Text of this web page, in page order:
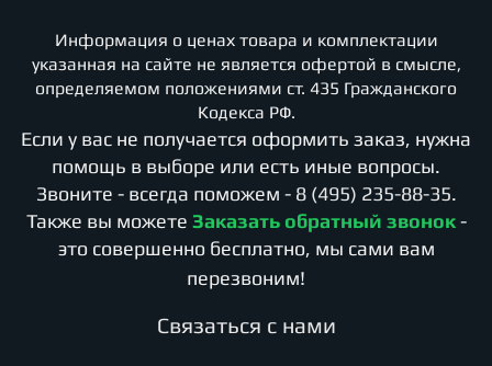
Информация о ценах товара и комплектации
указанная на сайте не является офертой в смысле,
определяемом положениями ст. 435 Гражданского
Кодекса РФ.
Если у вас не получается оформить заказ, нужна
помощь в выборе или есть иные вопросы.
Звоните - всегда поможем - 8 (495) 235-88-35.
Также вы можете Заказать обратный звонок -
это совершенно бесплатно, мы сами вам
перезвоним!
Cвязаться с нами